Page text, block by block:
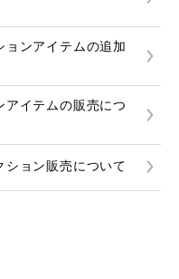
ョンアイテムの追加
アイテムの販売につ
ション販売について